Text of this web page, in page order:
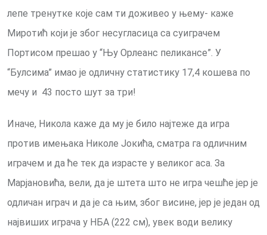
лепе тренутке које сам ти доживео у њему- каже
Миротић који је због несугласица са суиграчем
Портисом прешао у “Њу Орлеанс пеликансе”. У
“Булсима” имао је одличну статистику 17,4 кошева по
мечу и 43 посто шут за три!
Иначе, Никола каже да му је било најтеже да игра
против имењака Николе Јокића, сматра га одличним
играчем и да ће тек да израсте у великог аса. За
Марјановића, вели, да је штета што не игра чешће јер је
одличан играч и да је са њим, због висине, јер је један од
највиших играча у НБА (222 см), увек води велику